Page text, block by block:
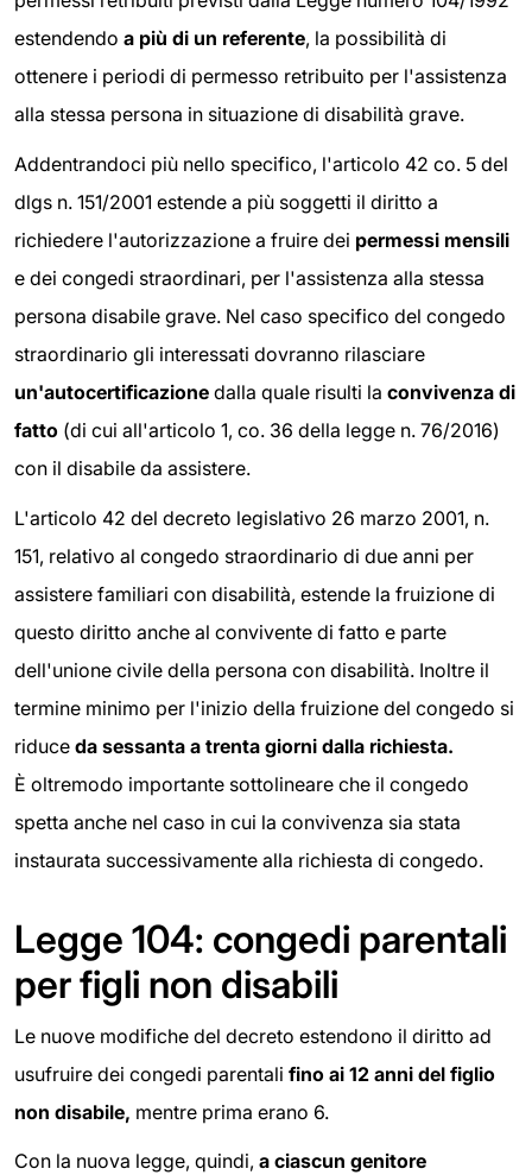
estendendo a più di un referente, la possibilità di
ottenere i periodi di permesso retribuito per l'assistenza
alla stessa persona in situazione di disabilità grave.
Addentrandoci più nello specifico, l'articolo 42 co. 5 del
dlgs n. 151/2001 estende a più soggetti il diritto a
richiedere l'autorizzazione a fruire dei permessi mensili
e dei congedi straordinari, per l'assistenza alla stessa
persona disabile grave. Nel caso specifico del congedo
straordinario gli interessati dovranno rilasciare
un'autocertificazione dalla quale risulti la convivenza di
fatto (di cui all'articolo 1, co. 36 della legge n. 76/2016)
con il disabile da assistere.
L'articolo 42 del decreto legislativo 26 marzo 2001, n.
151, relativo al congedo straordinario di due anni per
assistere familiari con disabilità, estende la fruizione di
questo diritto anche al convivente di fatto e parte
dell'unione civile della persona con disabilità. Inoltre il
termine minimo per l'inizio della fruizione del congedo si
riduce da sessanta a trenta giorni dalla richiesta.
È oltremodo importante sottolineare che il congedo
spetta anche nel caso in cui la convivenza sia stata
instaurata successivamente alla richiesta di congedo.
Legge 104: congedi parentali
per figli non disabili
Le nuove modifiche del decreto estendono il diritto ad
usufruire dei congedi parentali fino ai 12 anni del figlio
non disabile, mentre prima erano 6.
Con la nuova legge, quindi, a ciascun genitore